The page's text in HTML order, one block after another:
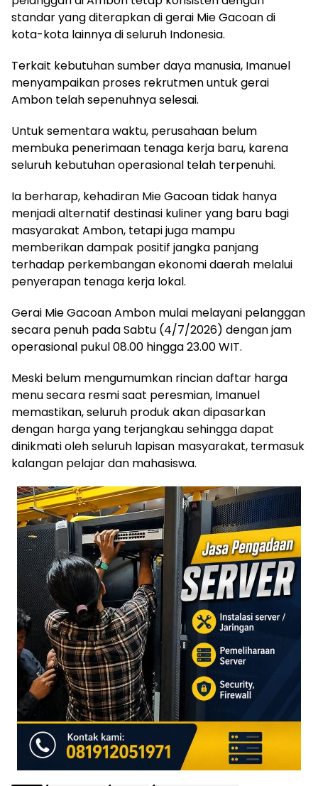
standar yang diterapkan di gerai Mie Gacoan di
kota-kota lainnya di seluruh Indonesia.
Terkait kebutuhan sumber daya manusia, Imanuel
menyampaikan proses rekrutmen untuk gerai
Ambon telah sepenuhnya selesai.
Untuk sementara waktu, perusahaan belum
membuka penerimaan tenaga kerja baru, karena
seluruh kebutuhan operasional telah terpenuhi.
Ia berharap, kehadiran Mie Gacoan tidak hanya
menjadi alternatif destinasi kuliner yang baru bagi
masyarakat Ambon, tetapi juga mampu
memberikan dampak positif jangka panjang
terhadap perkembangan ekonomi daerah melalui
penyerapan tenaga kerja lokal.
Gerai Mie Gacoan Ambon mulai melayani pelanggan
secara penuh pada Sabtu (4/7/2026) dengan jam
operasional pukul 08.00 hingga 23.00 WIT.
Meski belum mengumumkan rincian daftar harga
menu secara resmi saat peresmian, Imanuel
memastikan, seluruh produk akan dipasarkan
dengan harga yang terjangkau sehingga dapat
dinikmati oleh seluruh lapisan masyarakat, termasuk
kalangan pelajar dan mahasiswa.